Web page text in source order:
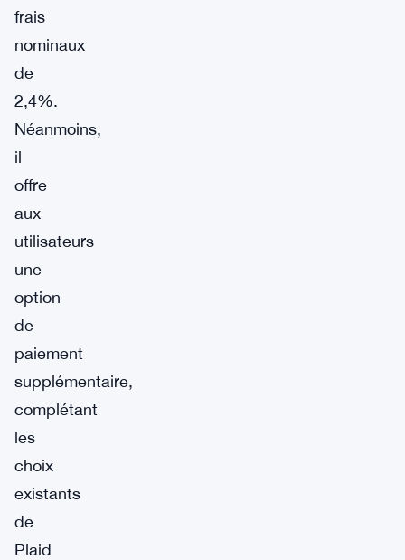
frais
nominaux
de
2,4%.
Néanmoins,
il
offre
aux
utilisateurs
une
option
de
paiement
supplémentaire,
complétant
les
choix
existants
de
Plaid